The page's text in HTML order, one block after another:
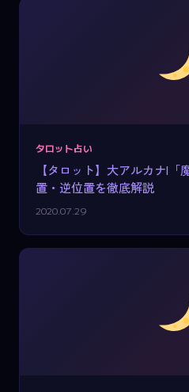
タロット占い
【タロット】大アルカナI
置・逆位置を徹底解説
2020.07.29